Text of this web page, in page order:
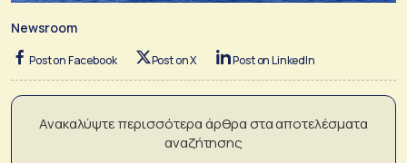
Newsroom
Post on Facebook Post on X Post on LinkedIn
Ανακαλύψτε περισσότερα άρθρα στα αποτελέσματα
αναζήτησης